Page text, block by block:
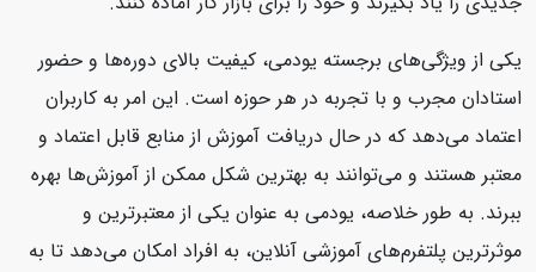
یکی از ویژگی‌های برجسته یودمی، کیفیت بالای دوره‌ها و حضور
استادان مجرب و با تجربه در هر حوزه است. این امر به کاربران
اعتماد می‌دهد که در حال دریافت آموزش از منابع قابل اعتماد و
معتبر هستند و می‌توانند به بهترین شکل ممکن از آموزش‌ها بهره
ببرند. به طور خلاصه، یودمی به عنوان یکی از معتبرترین و
موثرترین پلتفرم‌های آموزشی آنلاین، به افراد امکان می‌دهد تا به